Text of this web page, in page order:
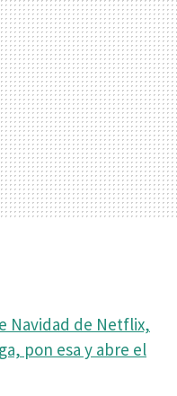
Navidad de Netflix,
pon esa y abre el